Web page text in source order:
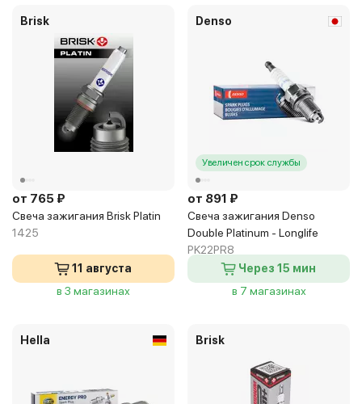
Brisk
от 765 ₽
Свеча зажигания Brisk Platin
1425
11 августа
в 3 магазинах
Denso
Увеличен срок службы
от 891 ₽
Свеча зажигания Denso
Double Platinum - Longlife
PK22PR8
Через 15 мин
в 7 магазинах
Hella Brisk